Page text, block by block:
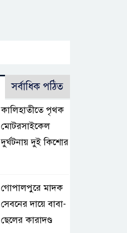
সর্বাধিক পঠিত
কালিহাতীতে পৃথক
মোটরসাইকেল
দুর্ঘটনায় দুই কিশোর
গোপালপুরে মাদক
সেবনের দায়ে বাবা-
ছেলের কারাদণ্ড